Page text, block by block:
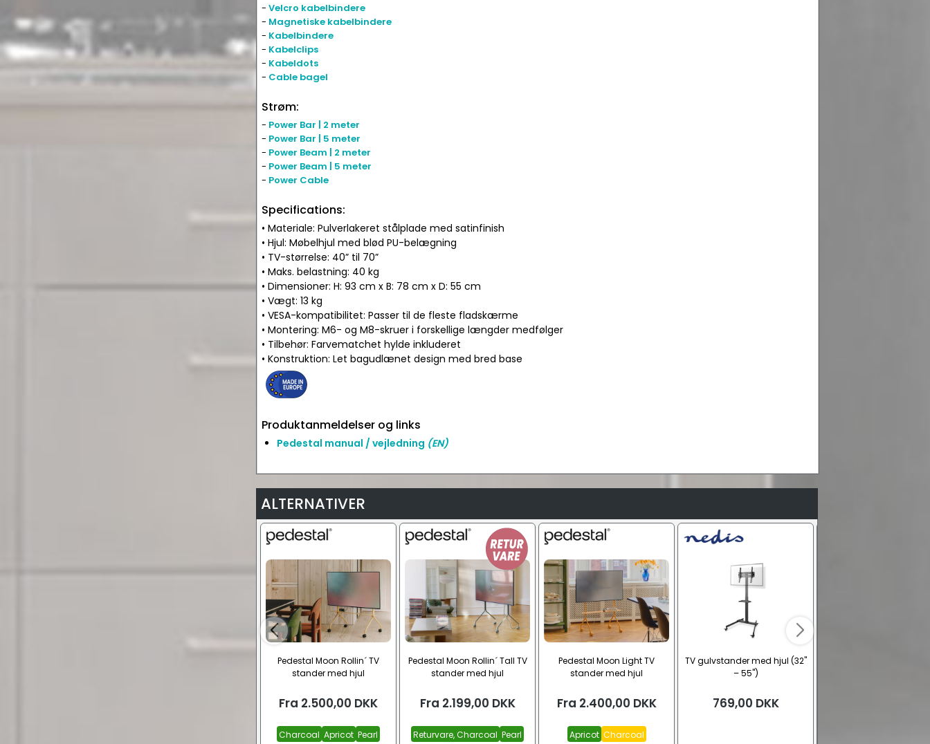
- Velcro kabelbindere
- Magnetiske kabelbindere
- Kabelbindere
- Kabelclips
- Kabeldots
- Cable bagel
Strøm:
- Power Bar | 2 meter
- Power Bar | 5 meter
- Power Beam | 2 meter
- Power Beam | 5 meter
- Power Cable
Specifications:
• Materiale: Pulverlakeret stålplade med satinfinish
• Hjul: Møbelhjul med blød PU-belægning
• TV-størrelse: 40” til 70”
• Maks. belastning: 40 kg
• Dimensioner: H: 93 cm x B: 78 cm x D: 55 cm
• Vægt: 13 kg
• VESA-kompatibilitet: Passer til de fleste fladskærme
• Montering: M6- og M8-skruer i forskellige længder medfølger
• Tilbehør: Farvematchet hylde inkluderet
• Konstruktion: Let bagudlænet design med bred base
Produktanmeldelser og links
Pedestal manual / vejledning (EN)
ALTERNATIVER
Pedestal Moon Rollin´ TV
stander med hjul
Fra 2.500,00 DKK
Charcoal Apricot Pearl
Pedestal Moon Rollin´ Tall TV
stander med hjul
Fra 2.199,00 DKK
Returvare, Charcoal Pearl
Pedestal Moon Light TV
stander med hjul
Fra 2.400,00 DKK
Apricot Charcoal
TV gulvstander med hjul (32"
– 55")
769,00 DKK